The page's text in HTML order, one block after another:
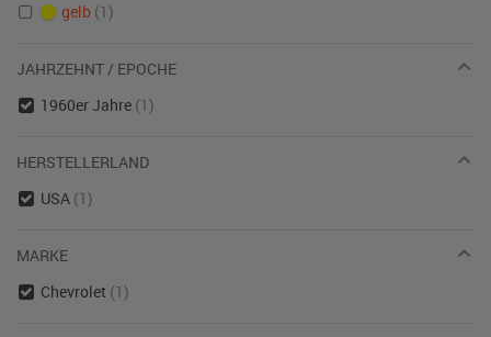
gelb (1)
JAHRZEHNT / EPOCHE
1960er Jahre (1)
HERSTELLERLAND
USA (1)
MARKE
Chevrolet (1)